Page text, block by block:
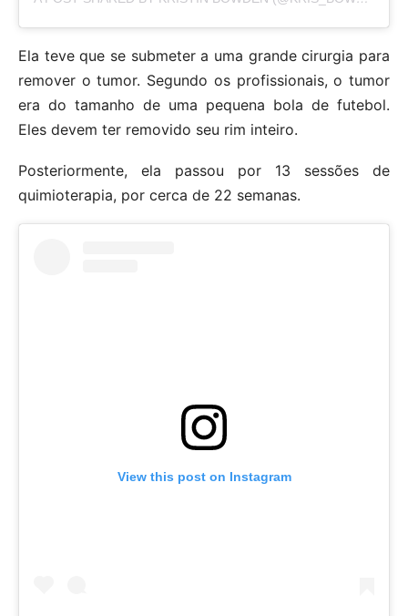
Ela teve que se submeter a uma grande cirurgia para
remover o tumor. Segundo os profissionais, o tumor
era do tamanho de uma pequena bola de futebol.
Eles devem ter removido seu rim inteiro.
Posteriormente, ela passou por 13 sessões de
quimioterapia, por cerca de 22 semanas.
View this post on Instagram